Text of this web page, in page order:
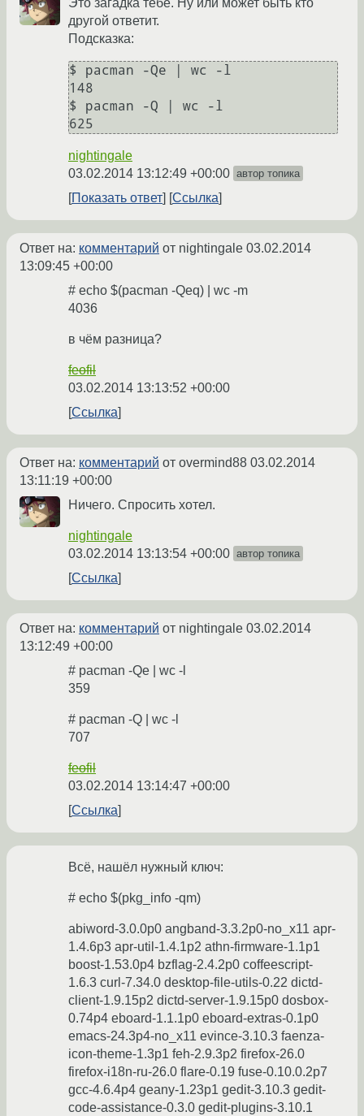
Это загадка тебе. Ну или может быть кто
другой ответит.
Подсказка:
$ pacman -Qe | wc -l
148
$ pacman -Q | wc -l
nightingale
03.02.2014 13:12:49 +00:00 автор топика
Показать ответ Ссылка
Ответ на: комментарий от nightingale 03.02.2014
13:09:45 +00:00
# echo $(pacman -Qeq) | wc -m
4036
в чём разница?
feofil
03.02.2014 13:13:52 +00:00
Ссылка
Ответ на: комментарий от overmind88 03.02.2014
13:11:19 +00:00
Ничего. Спросить хотел.
nightingale
03.02.2014 13:13:54 +00:00 автор топика
Ссылка
Ответ на: комментарий от nightingale 03.02.2014
13:12:49 +00:00
# pacman -Qe | wc -l
359
# pacman -Q | wc -l
707
feofil
03.02.2014 13:14:47 +00:00
Ссылка
Всё, нашёл нужный ключ:
# echo $(pkg_info -qm)
abiword-3.0.0p0 angband-3.3.2p0-no_x11 apr-
1.4.6p3 apr-util-1.4.1p2 athn-firmware-1.1p1
boost-1.53.0p4 bzflag-2.4.2p0 coffeescript-
1.6.3 curl-7.34.0 desktop-file-utils-0.22 dictd-
client-1.9.15p2 dictd-server-1.9.15p0 dosbox-
0.74p4 eboard-1.1.1p0 eboard-extras-0.1p0
emacs-24.3p4-no_x11 evince-3.10.3 faenza-
icon-theme-1.3p1 feh-2.9.3p2 firefox-26.0
firefox-i18n-ru-26.0 flare-0.19 fuse-0.10.0.2p7
gcc-4.6.4p4 geany-1.23p1 gedit-3.10.3 gedit-
code-assistance-0.3.0 gedit-plugins-3.10.1